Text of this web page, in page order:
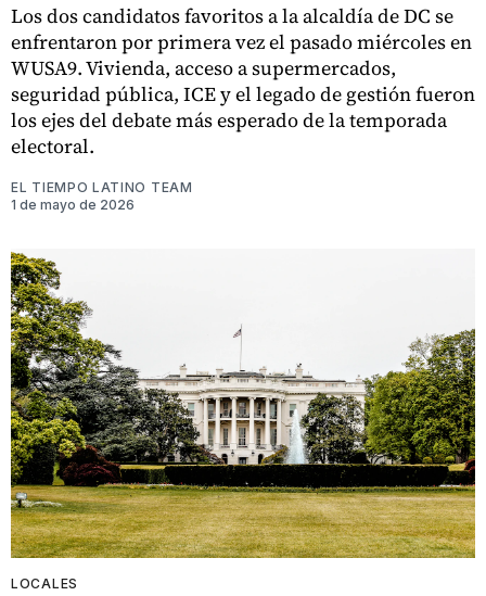
Los dos candidatos favoritos a la alcaldía de DC se
enfrentaron por primera vez el pasado miércoles en
WUSA9. Vivienda, acceso a supermercados,
seguridad pública, ICE y el legado de gestión fueron
los ejes del debate más esperado de la temporada
electoral.
EL TIEMPO LATINO TEAM
1 de mayo de 2026
LOCALES